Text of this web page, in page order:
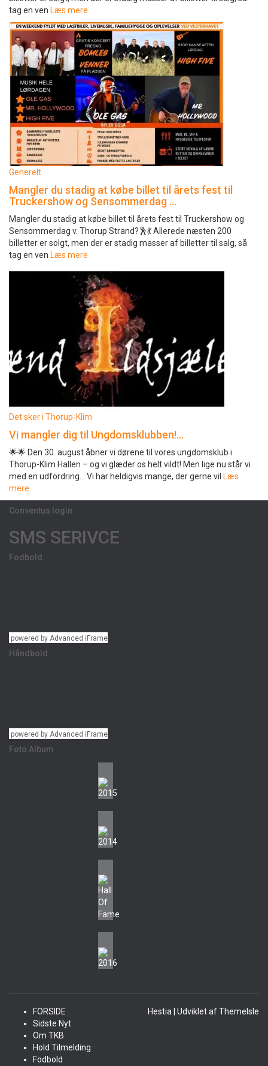
tag en ven Læs mere
Generelt
Mangler du stadig at købe billet til årets fest til
Truckershow og Sensommerdag …
Mangler du stadig at købe billet til årets fest til Truckershow og
Sensommerdag v. Thorup Strand?🕺💃 Allerede næsten 200
billetter er solgt, men der er stadig masser af billetter til salg, så
tag en ven Læs mere
Det sker i Thorup-Klim
Vi mangler dig til Ungdomsklubben!…
🌟🌟 Den 30. august åbner vi dørene til vores ungdomsklub i
Thorup-Klim Hallen – og vi glæder os helt vildt! Men lige nu står vi
med en udfordring… Vi har heldigvis mange, der gerne vil Læs
mere
Conventus login
SMS SERIVCE
Fodbold
powered by Advanced iFrame
Håndbold
powered by Advanced iFrame
Foto Album
FORSIDE
Sidste Nyt
Om TKB
Hold Tilmelding
Fodbold
Hestia | Udviklet afThemeIsle